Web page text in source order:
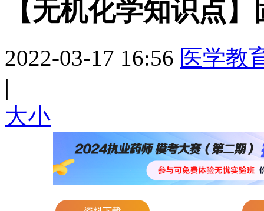
【无机化学知识点
2022-03-17 16:56 医学教
|
大小